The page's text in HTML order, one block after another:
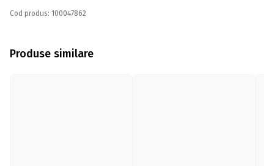
Cod produs: 100047862
Produse similare